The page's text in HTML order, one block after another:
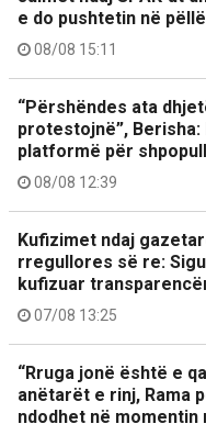
e do pushtetin në
08/08 15:11
“Përshëndes ata
protestojnë”,
platformë për
08/08 12:39
Kufizimet ndaj
rregullores së re:
kufizuar
07/08 13:25
“Rruga jonë është e
anëtarët e rinj, Rama
ndodhet në momentin